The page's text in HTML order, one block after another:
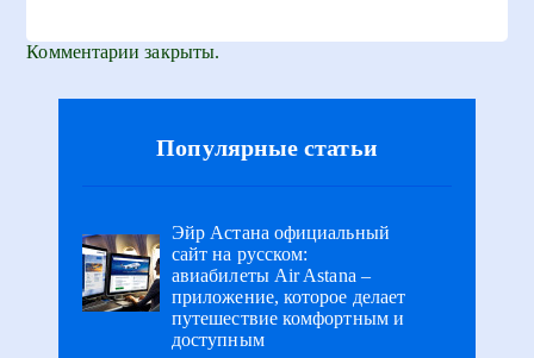
Комментарии закрыты.
Популярные статьи
Эйр Астана официальный
сайт на русском:
авиабилеты Air Astana –
приложение, которое делает
путешествие комфортным и
доступным